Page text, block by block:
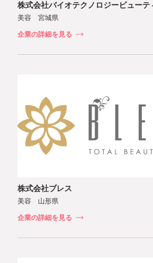
株式会社バイオテクノロジービューテ
美容 宮城県
企業の詳細を見る
株式会社ブレス
美容 山形県
企業の詳細を見る